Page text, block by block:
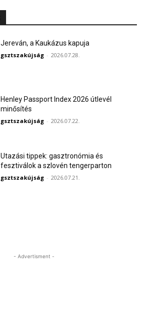
Jereván, a Kaukázus kapuja
gsztszakújság - 2026.07.28.
Henley Passport Index 2026 útlevél
minősítés
gsztszakújság - 2026.07.22.
Utazási tippek: gasztronómia és
fesztiválok a szlovén tengerparton
gsztszakújság - 2026.07.21.
- Advertisment -